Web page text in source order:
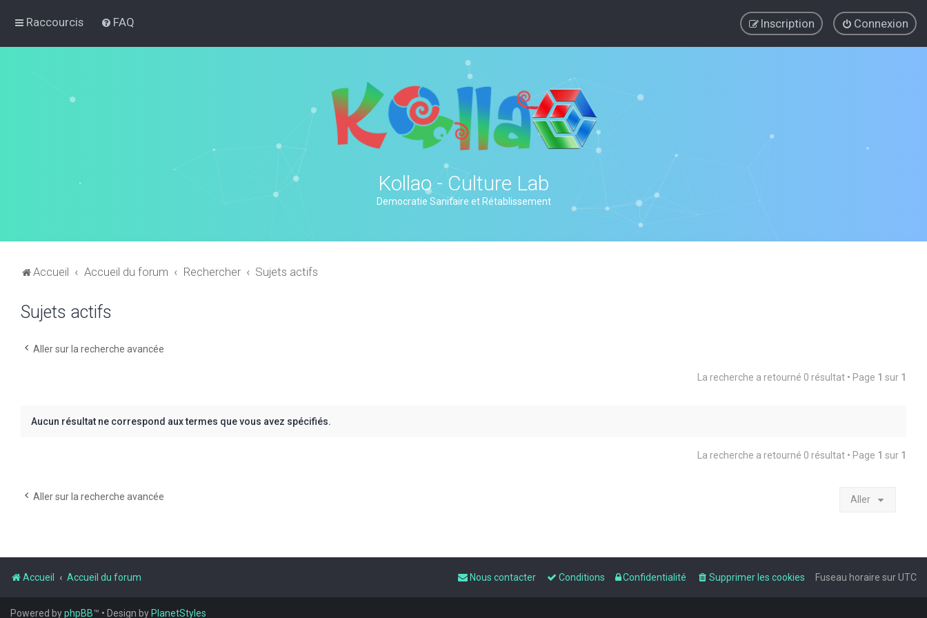
Raccourcis FAQ Connexion
Inscription
Kollao - Culture Lab
Democratie Sanitaire et Rétablissement
Accueil Accueil du forum Rechercher Sujets actifs
Sujets actifs
Aller sur la recherche avancée
La recherche a retourné 0 résultat • Page 1 sur 1
Aucun résultat ne correspond aux termes que vous avez spécifiés.
La recherche a retourné 0 résultat • Page 1 sur 1
Aller sur la recherche avancée Aller
Accueil Accueil du forum Fuseau horaire surUTC
Supprimer les cookies
Confidentialité
Conditions
Nous contacter
Powered byphpBB™ • Design by PlanetStyles